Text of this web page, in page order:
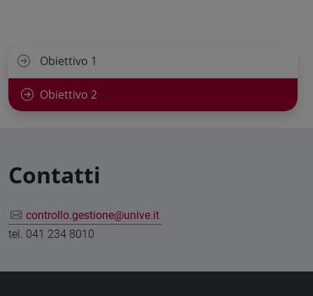
Obiettivo 1
Obiettivo 2
Contatti
controllo.gestione@unive.it
tel. 041 234 8010